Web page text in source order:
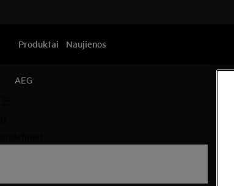
Produktai Naujienos
AEG